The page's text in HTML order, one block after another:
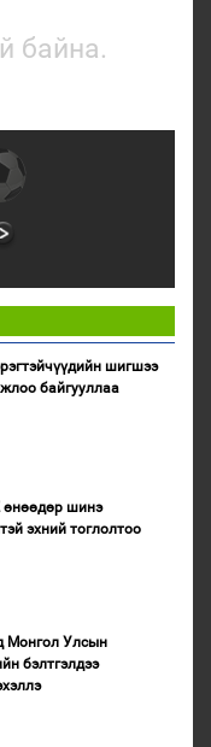
байна.
шигшээ
байгууллаа
өнөөдөр шинэ
эхний тоглолтоо
Монгол Улсын
бэлтгэлдээ